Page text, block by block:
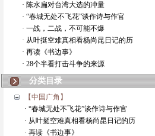
· 陈水扁对台湾大选的冲量
· “春城无处不飞花”谈作诗与作官
· 一战，二战，不可能不爆
· 从叶挺空难真相看杨尚昆日记的历
· 再读《书边事》
· 28个半看打击斗争的来源
分类目录
【中国广角】
· “春城无处不飞花”谈作诗与作官
· 从叶挺空难真相看杨尚昆日记的历
· 再读《书边事》